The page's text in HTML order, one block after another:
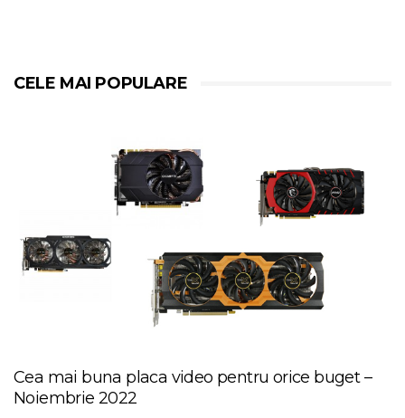
CELE MAI POPULARE
Cea mai buna placa video pentru orice buget –
Noiembrie 2022